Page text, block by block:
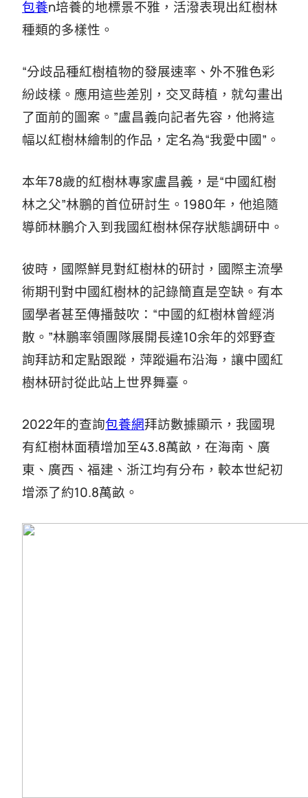
包養n培養的地標景不雅，活潑表現出紅樹林
種類的多樣性。
“分歧品種紅樹植物的發展速率、外不雅色彩
紛歧樣。應用這些差別，交叉蒔植，就勾畫出
了面前的圖案。”盧昌義向記者先容，他將這
幅以紅樹林繪制的作品，定名為“我愛中國”。
本年78歲的紅樹林專家盧昌義，是“中國紅樹
林之父”林鵬的首位研討生。1980年，他追隨
導師林鵬介入到我國紅樹林保存狀態調研中。
彼時，國際鮮見對紅樹林的研討，國際主流學
術期刊對中國紅樹林的記錄簡直是空缺。有本
國學者甚至傳播鼓吹：“中國的紅樹林曾經消
散。”林鵬率領團隊展開長達10余年的郊野查
詢拜訪和定點跟蹤，萍蹤遍布沿海，讓中國紅
樹林研討從此站上世界舞臺。
2022年的查詢包養網拜訪數據顯示，我國現
有紅樹林面積增加至43.8萬畝，在海南、廣
東、廣西、福建、浙江均有分布，較本世紀初
增添了約10.8萬畝。